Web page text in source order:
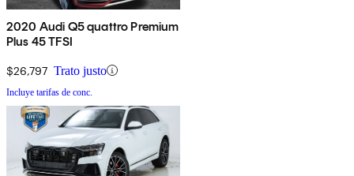
2020 Audi Q5 quattro Premium
Plus 45 TFSI
$26,797 Trato justo
Incluye tarifas de conc.